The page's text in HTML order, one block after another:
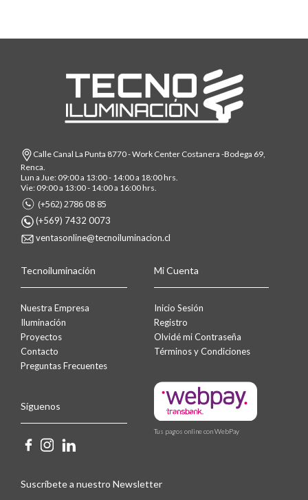
Calle Canal La Punta 8770 - Work Center Costanera -Bodega 69,
Renca.
Lun a Jue: 09:00 a 13:00 - 14:00 a 18:00 hrs.
Vie: 09:00 a 13:00 - 14:00 a 16:00 hrs.
(+562) 2786 08 85
(+569) 7432 0073
ventasonline@tecnoiluminacion.cl
Tecnoiluminación
Nuestra Empresa
Iluminación
Proyectos
Contacto
Preguntas Frecuentes
Síguenos
Mi Cuenta
Inicio Sesión
Registro
Olvidé mi Contraseña
Términos y Condiciones
Tus pagos online con WebPay
Suscríbete a nuestro Newsletter